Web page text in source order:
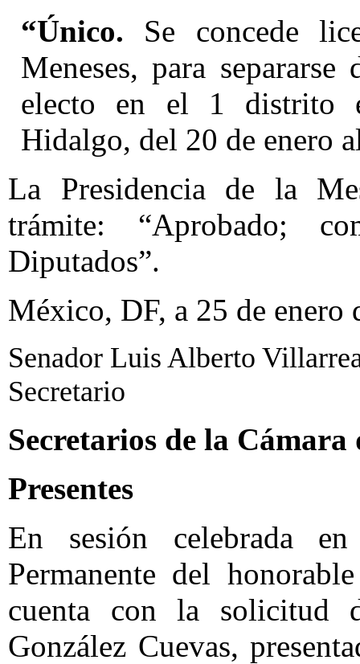
“Único. Se concede
Meneses, para
electo en el 1 distrito
Hidalgo, del 20 de enero
La Presidencia de la
trámite: “Aprobado;
Diputados”.
México, DF, a 25 de enero
Senador Luis Alberto
Secretario
Secretarios de la Cámara
Presentes
En sesión celebrada
Permanente del
cuenta con la solicitud
González Cuevas,